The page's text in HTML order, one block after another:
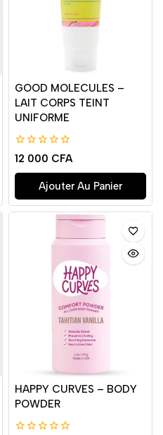
GOOD MOLECULES –
LAIT CORPS TEINT
UNIFORME
0
de
5
12 000 CFA
Ajouter Au Panier
HAPPY CURVES – BODY
POWDER